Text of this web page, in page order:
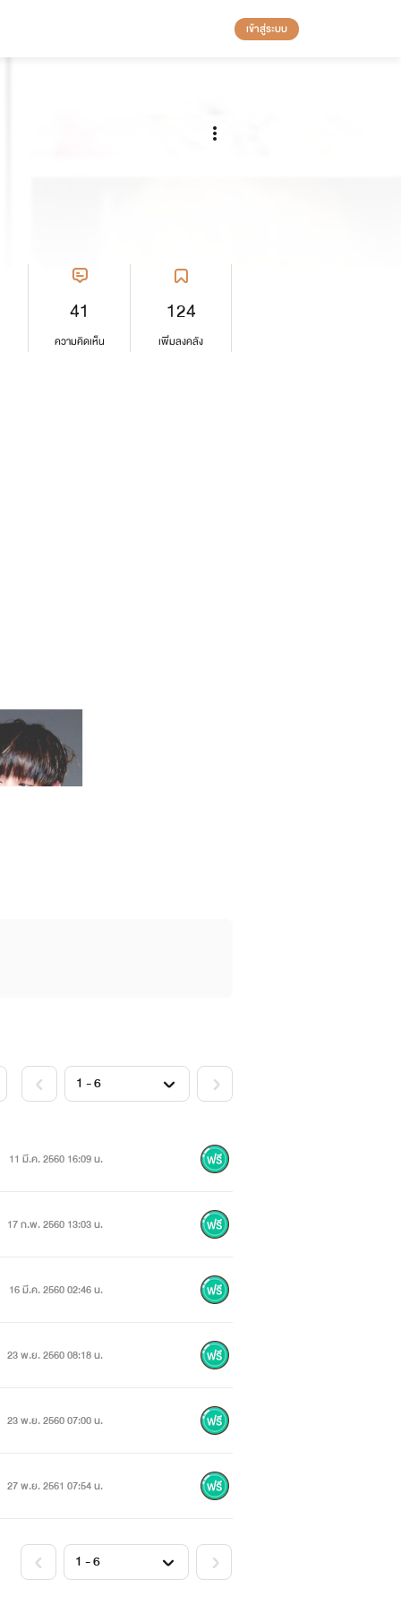
เข้าสู่ระบบ
41
ความคิดเห็น
124
เพิ่มลงคลัง
11 มี.ค. 2560 16:09 น.
17 ก.พ. 2560 13:03 น.
16 มี.ค. 2560 02:46 น.
23 พ.ย. 2560 08:18 น.
23 พ.ย. 2560 07:00 น.
27 พ.ย. 2561 07:54 น.